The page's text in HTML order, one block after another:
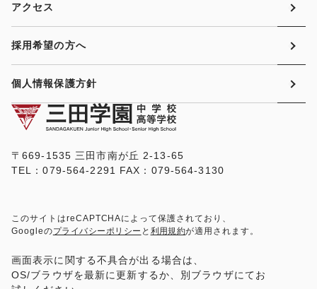
〒669-1535 三田市南が丘 2-13-65
TEL：079-564-2291 FAX：079-564-3130
このサイトはreCAPTCHAによって保護されており、
Googleのプライバシーポリシー と 利用規約が適用されます。
画面表示に関する不具合が出る場合は、
OS/ブラウザを最新に更新するか、別ブラウザにてお
アクセス
採用希望の方へ
個人情報保護方針